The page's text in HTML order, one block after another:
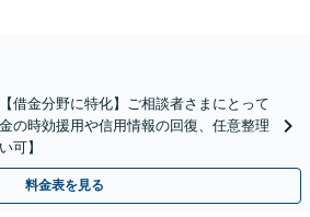
借金分野に特化】ご相談者さまにとって
の時効援用や信用情報の回復、任意整理
可】
料金表を見る